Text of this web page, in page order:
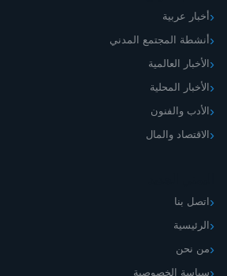
أخبار عربية
أنشطة المجتمع المدني
الأخبار العالمية
الأخبار المحلية
الأدب والفنون
الاقتصاد والمال
اتصل بنا
الرئيسية
من نحن
سياسة الخصوصية